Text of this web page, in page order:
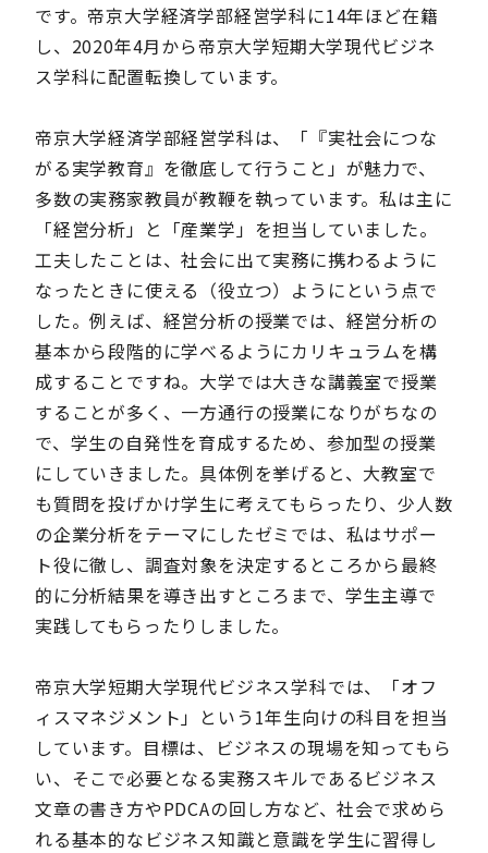
です。帝京大学経済学部経営学科に14年ほど在籍
し、2020年4月から帝京大学短期大学現代ビジネ
ス学科に配置転換しています。
帝京大学経済学部経営学科は、「『実社会につな
がる実学教育』を徹底して行うこと」が魅力で、
多数の実務家教員が教鞭を執っています。私は主に
「経営分析」と「産業学」を担当していました。
工夫したことは、社会に出て実務に携わるように
なったときに使える（役立つ）ようにという点で
した。例えば、経営分析の授業では、経営分析の
基本から段階的に学べるようにカリキュラムを構
成することですね。大学では大きな講義室で授業
することが多く、一方通行の授業になりがちなの
で、学生の自発性を育成するため、参加型の授業
にしていきました。具体例を挙げると、大教室で
も質問を投げかけ学生に考えてもらったり、少人数
の企業分析をテーマにしたゼミでは、私はサポー
ト役に徹し、調査対象を決定するところから最終
的に分析結果を導き出すところまで、学生主導で
実践してもらったりしました。
帝京大学短期大学現代ビジネス学科では、「オフ
ィスマネジメント」という1年生向けの科目を担当
しています。目標は、ビジネスの現場を知ってもら
い、そこで必要となる実務スキルであるビジネス
文章の書き方やPDCAの回し方など、社会で求めら
れる基本的なビジネス知識と意識を学生に習得し